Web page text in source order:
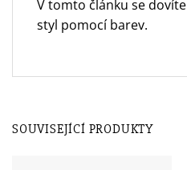
V tomto článku se dovíte
styl pomocí barev.
SOUVISEJÍCÍ PRODUKTY